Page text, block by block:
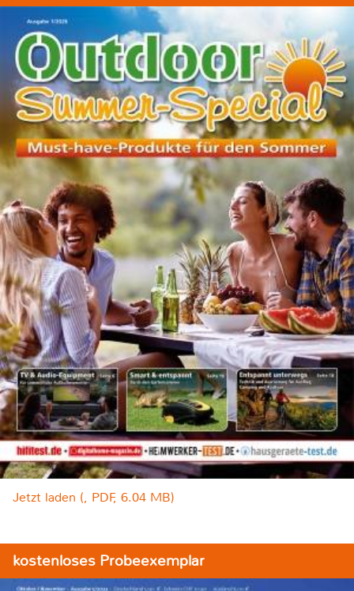
Jetzt laden (, PDF, 6.04 MB)
kostenloses Probeexemplar